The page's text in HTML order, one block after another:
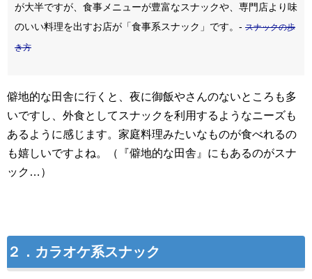
が大半ですが、食事メニューが豊富なスナックや、専門店より味
のいい料理を出すお店が「食事系スナック」です。- スナックの歩
き方
僻地的な田舎に行くと、夜に御飯やさんのないところも多
いですし、外食としてスナックを利用するようなニーズも
あるように感じます。家庭料理みたいなものが食べれるの
も嬉しいですよね。（『僻地的な田舎』にもあるのがスナ
ック…）
２．カラオケ系スナック